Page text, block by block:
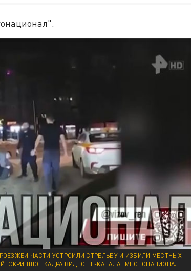
ЧАСТИ УСТРОИЛИ СТРЕЛЬБУ И ИЗБИЛИ МЕСТНЫХ
СКРИНШОТ КАДРА ВИДЕО ТГ-КАНАЛА "МНОГОНАЦИОНАЛ"